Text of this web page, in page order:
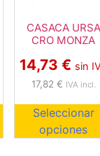
CASACA URSA
CRO MONZA
14,73 € sin
17,82 € IVA incl.
Seleccionar
opciones